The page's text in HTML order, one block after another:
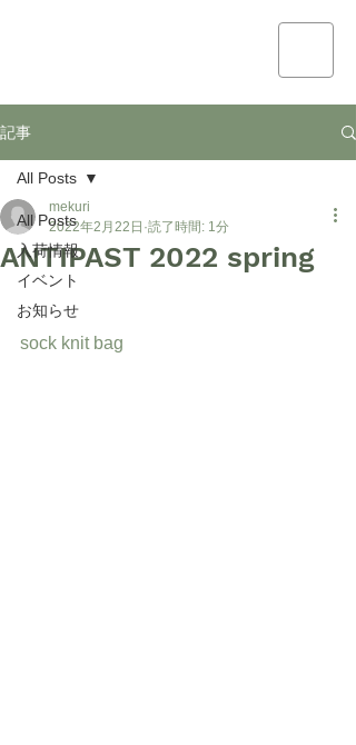
記事
All Posts
入荷情報
イベント
お知らせ
All Posts
ANTIPAST 2022 spring
mekuri
2022年2月22日 読了時間: 1分
sock knit bag